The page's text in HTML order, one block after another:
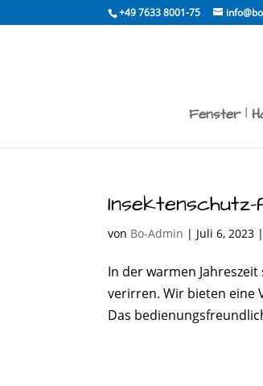
to
+49 7633 8001-75
Fenster
von Bo-Admin | Juli 6, 2023 |
In der warmen
verirren. Wir bieten eine
Das